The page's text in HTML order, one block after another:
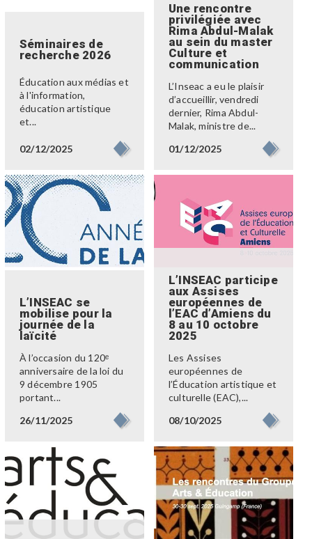
Séminaires de
recherche 2026
Éducation aux médias et
à l'information,
éducation artistique
et...
02/12/2025
Une rencontre
privilégiée avec
Rima Abdul-Malak
au sein du master
Culture et
communication
L’Inseac a eu le plaisir
d’accueillir, vendredi
dernier, Rima Abdul-
Malak, ministre de...
01/12/2025
L’INSEAC se
mobilise pour la
journée de la
laïcité
À l’occasion du 120ᵉ
anniversaire de la loi du
9 décembre 1905
portant...
26/11/2025
L’INSEAC participe
aux Assises
européennes de
l’EAC d’Amiens du
8 au 10 octobre
2025
Les Assises
européennes de
l’Éducation artistique et
culturelle (EAC),...
08/10/2025